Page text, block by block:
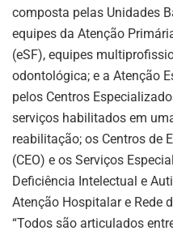
composta pelas Unidades
equipes da Atenção
(eSF), equipes
odontológica; e a Atenção
pelos Centros
serviços habilitados em
reabilitação; os Centros de
(CEO) e os Serviços
Deficiência Intelectual e
Atenção Hospitalar e Rede
“Todos são articulados